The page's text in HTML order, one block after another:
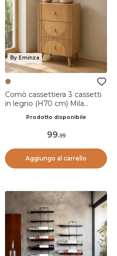
By Eminza
Comò cassettiera 3 cassetti
in legno (H70 cm) Mila
Prodotto disponibile
99.99
Aggiungo al carrello